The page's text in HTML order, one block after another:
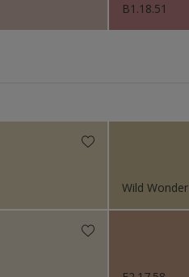
B1.18.51
Wild Wonder